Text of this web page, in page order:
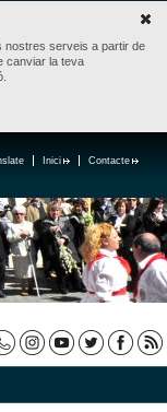
nostres serveis a partir de
canviar la teva
Contacte
Inici